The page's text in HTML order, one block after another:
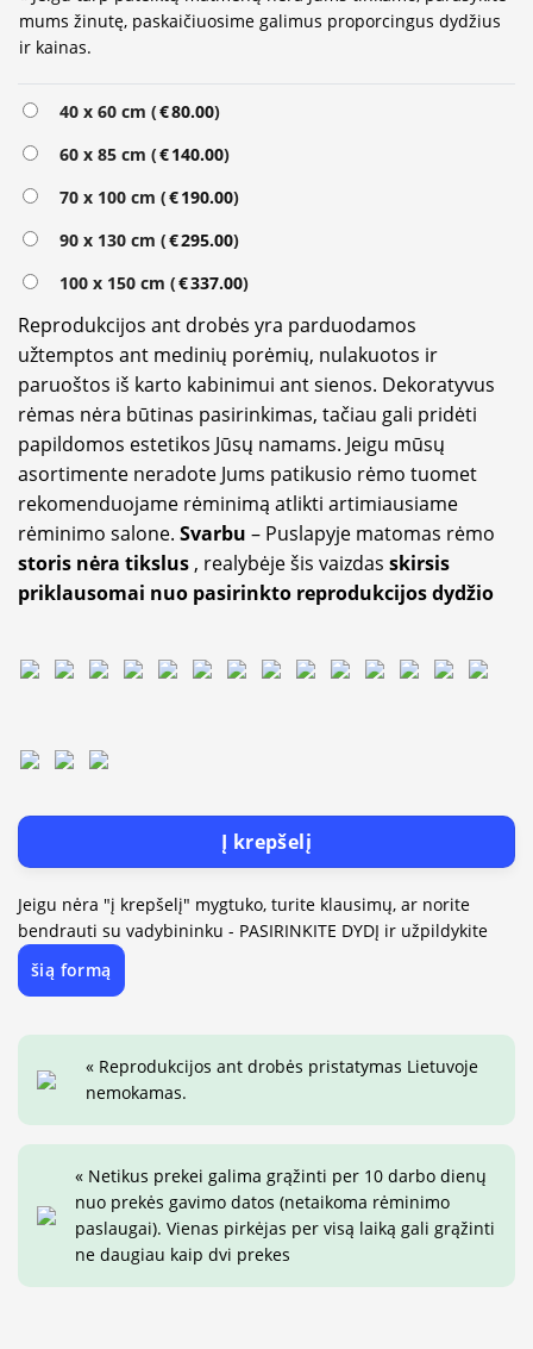
mums žinutę, paskaičiuosime galimus proporcingus dydžius
ir kainas.
40 x 60 cm (€80.00)
60 x 85 cm (€140.00)
70 x 100 cm (€190.00)
90 x 130 cm (€295.00)
100 x 150 cm (€337.00)
Reprodukcijos ant drobės yra parduodamos
užtemptos ant medinių porėmių, nulakuotos ir
paruoštos iš karto kabinimui ant sienos. Dekoratyvus
rėmas nėra būtinas pasirinkimas, tačiau gali pridėti
papildomos estetikos Jūsų namams. Jeigu mūsų
asortimente neradote Jums patikusio rėmo tuomet
rekomenduojame rėminimą atlikti artimiausiame
rėminimo salone. Svarbu – Puslapyje matomas rėmo
storis nėra tikslus, realybėje šis vaizdas skirsis
priklausomai nuo pasirinkto reprodukcijos dydžio
Į krepšelį
Alternative:
Jeigu nėra "į krepšelį" mygtuko, turite klausimų, ar norite
bendrauti su vadybininku - PASIRINKITE DYDĮ ir užpildykite
šią formą
« Reprodukcijos ant drobės pristatymas Lietuvoje
nemokamas.
« Netikus prekei galima grąžinti per 10 darbo dienų
nuo prekės gavimo datos (netaikoma rėminimo
paslaugai). Vienas pirkėjas per visą laiką gali grąžinti
ne daugiau kaip dvi prekes